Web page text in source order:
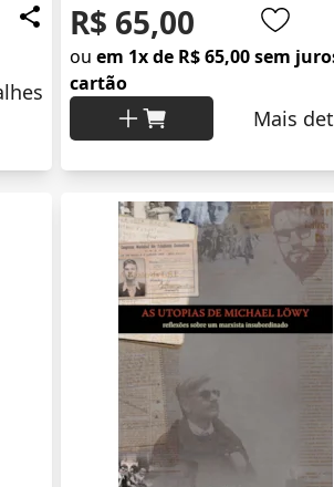
R$ 65,00
ou em 1x de R$ 65,00 sem
cartão
Mais